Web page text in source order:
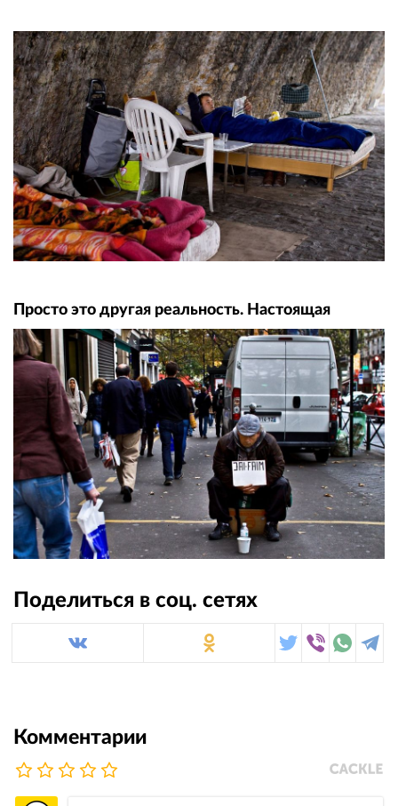
Просто это другая реальность. Настоящая
Поделиться в соц. сетях
Комментарии